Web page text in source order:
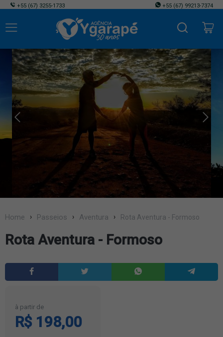
+55 (67) 3255-1733 +55 (67) 99213-7374
Home Passeios Aventura Rota Aventura - Formoso
Rota Aventura - Formoso
à partir de
R$ 198,00